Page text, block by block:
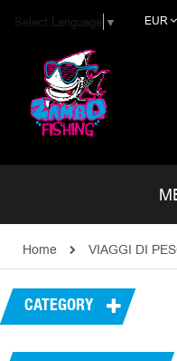
EUR
Select Language ▼
Home VIAGGI DI
CATEGORY